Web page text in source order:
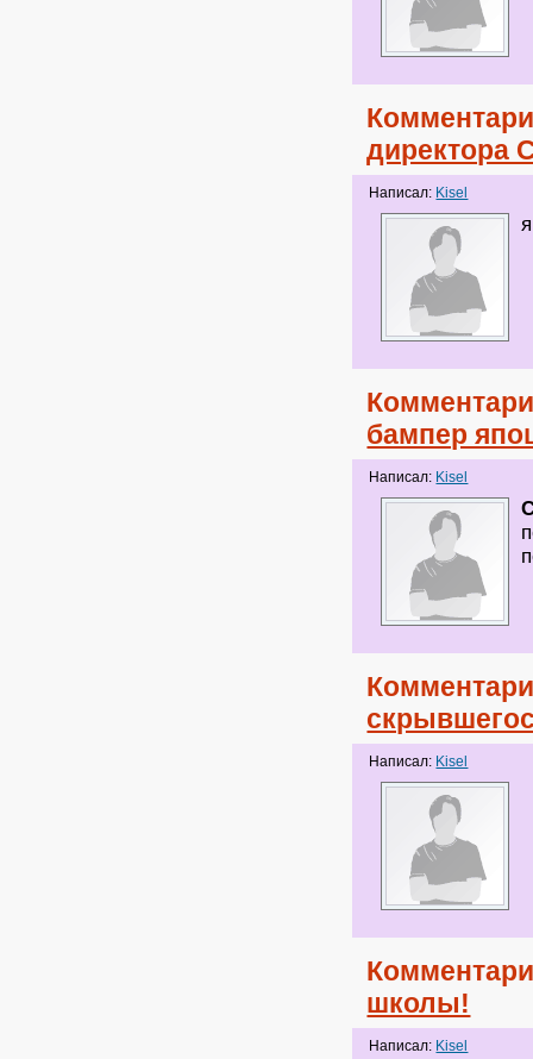
директора
Написал: Kisel
бампер
Написал: Kisel
Написал: Kisel
школы!
Написал: Kisel